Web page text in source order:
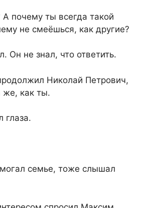
почему ты всегда такой
не смеёшься, как другие?
Он не знал, что ответить.
Николай Петрович,
как ты.
глаза.
семье, тоже слышал